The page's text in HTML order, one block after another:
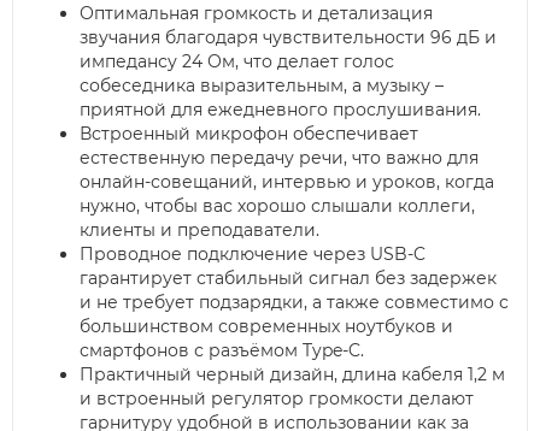
Оптимальная громкость и детализация
звучания благодаря чувствительности 96 дБ и
импедансу 24 Ом, что делает голос
собеседника выразительным, а музыку –
приятной для ежедневного прослушивания.
Встроенный микрофон обеспечивает
естественную передачу речи, что важно для
онлайн-совещаний, интервью и уроков, когда
нужно, чтобы вас хорошо слышали коллеги,
клиенты и преподаватели.
Проводное подключение через USB-C
гарантирует стабильный сигнал без задержек
и не требует подзарядки, а также совместимо с
большинством современных ноутбуков и
смартфонов с разъёмом Type-C.
Практичный черный дизайн, длина кабеля 1,2 м
и встроенный регулятор громкости делают
гарнитуру удобной в использовании как за